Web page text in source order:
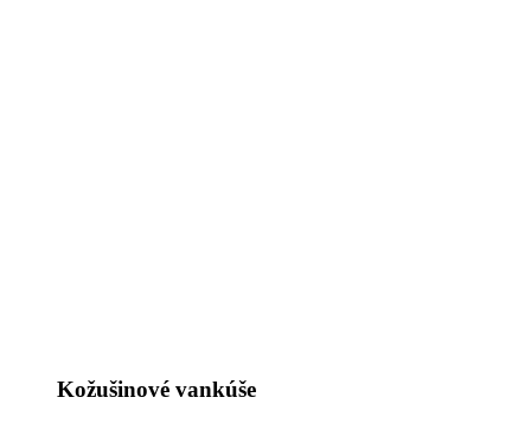
Kožušinové vankúše